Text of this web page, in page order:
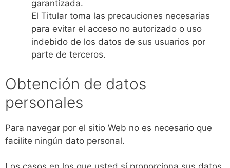
garantizada.
El Titular toma las precauciones necesarias
para evitar el acceso no autorizado o uso
indebido de los datos de sus usuarios por
parte de terceros.
Obtención de datos
personales
Para navegar por el sitio Web no es necesario que
facilite ningún dato personal.